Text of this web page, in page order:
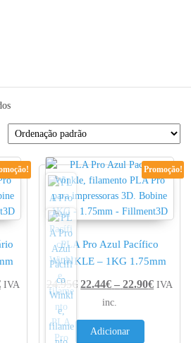
Price range: 22.44€ through 22.90€
IVA
Promoção!
PLA Pro Azul Pacífico
WINKLE – 1KG 1.75mm
24.95€ 22.44€ – 22.90€Price
IVA
inc.
Adicionar